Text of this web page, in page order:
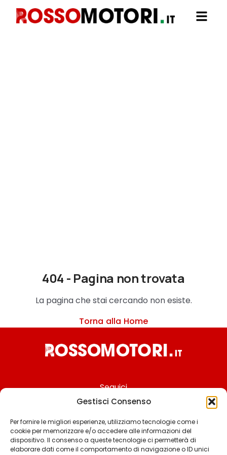
Gestisci Consenso
Per fornire le migliori esperienze, utilizziamo tecnologie come i
cookie per memorizzare e/o accedere alle informazioni del
dispositivo. Il consenso a queste tecnologie ci permetterà di
elaborare dati come il comportamento di navigazione o ID unici
404 - Pagina non trovata
La pagina che stai cercando non esiste.
Torna alla Home
Seguici
Chi siamo